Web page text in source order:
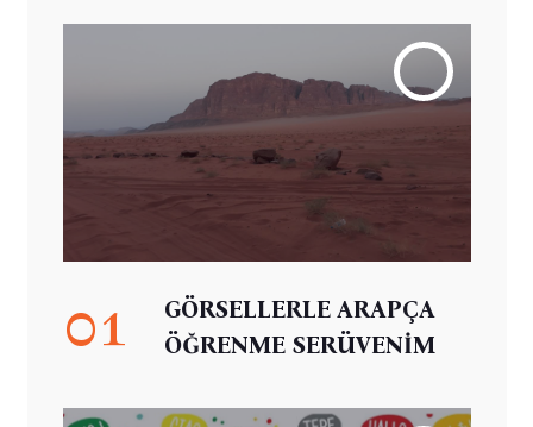
01
GÖRSELLERLE ARAPÇA
ÖĞRENME SERÜVENİM